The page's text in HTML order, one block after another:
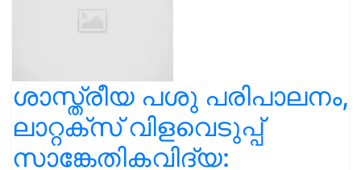
ശാസ്ത്രീയ പശു പരിപാലനം,
ലാറ്റക്സ് വിളവെടുപ്പ്
സാങ്കേതികവിദ്യ: